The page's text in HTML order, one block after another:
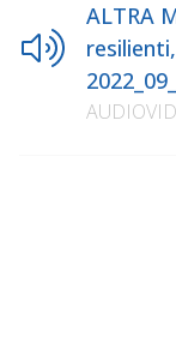
ALTRA